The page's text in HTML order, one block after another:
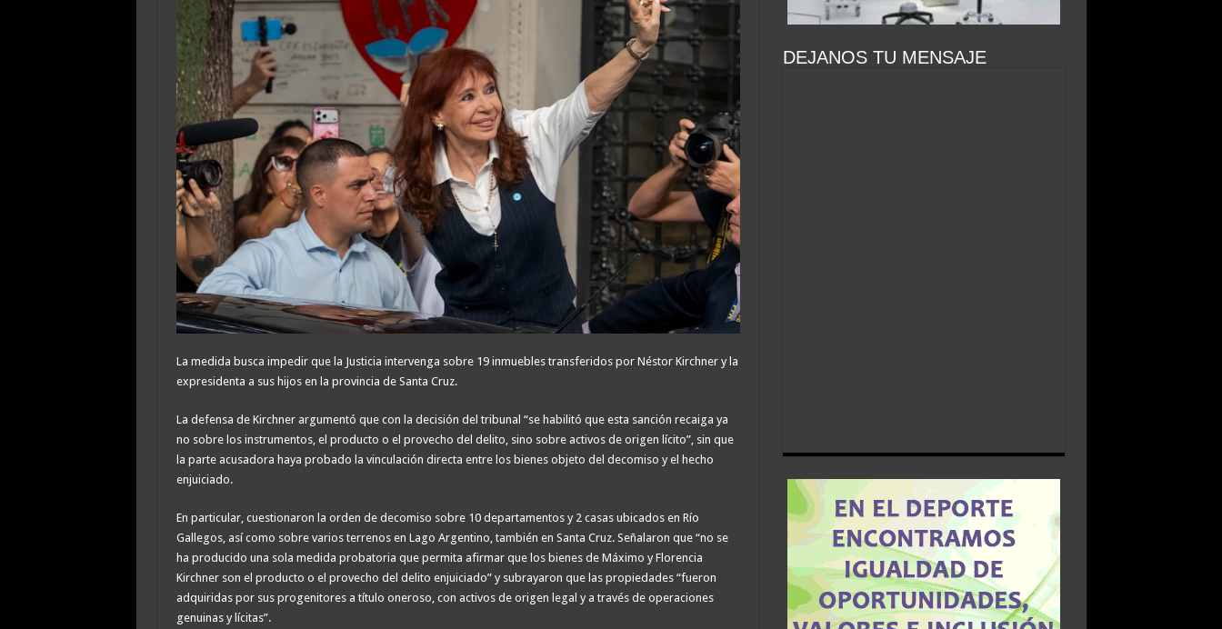
La medida busca impedir que la Justicia intervenga sobre 19 inmuebles transferidos por Néstor Kirchner y la
expresidenta a sus hijos en la provincia de Santa Cruz.
La defensa de Kirchner argumentó que con la decisión del tribunal “se habilitó que esta sanción recaiga ya
no sobre los instrumentos, el producto o el provecho del delito, sino sobre activos de origen lícito”, sin que
la parte acusadora haya probado la vinculación directa entre los bienes objeto del decomiso y el hecho
enjuiciado.
En particular, cuestionaron la orden de decomiso sobre 10 departamentos y 2 casas ubicados en Río
Gallegos, así como sobre varios terrenos en Lago Argentino, también en Santa Cruz. Señalaron que “no se
ha producido una sola medida probatoria que permita afirmar que los bienes de Máximo y Florencia
Kirchner son el producto o el provecho del delito enjuiciado” y subrayaron que las propiedades “fueron
adquiridas por sus progenitores a título oneroso, con activos de origen legal y a través de operaciones
genuinas y lícitas”.
DEJANOS TU MENSAJE